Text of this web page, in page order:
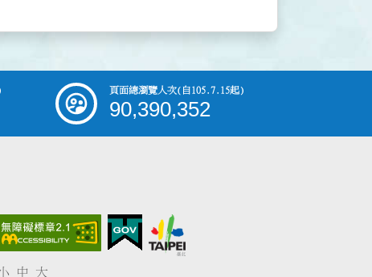
頁面總瀏覽人次(自105.7.15起)
90,390,352
中 大